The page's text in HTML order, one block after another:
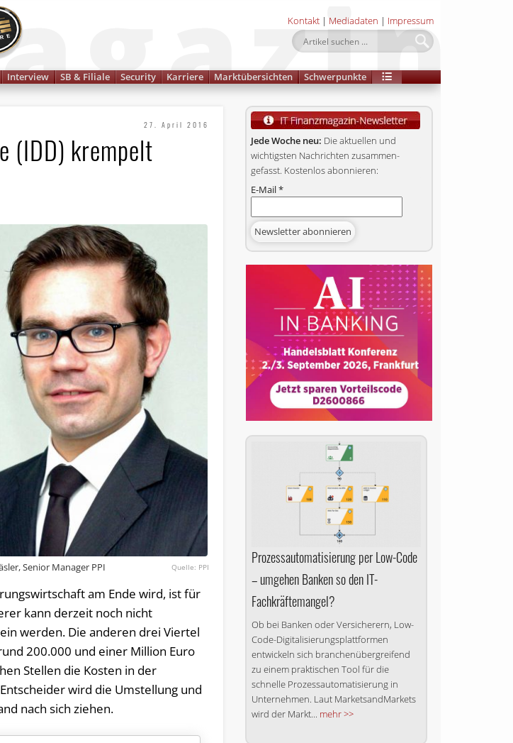
Kontakt | Mediadaten | Impressum
Interview SB & Filiale Security Karriere Marktübersichten Schwerpunkte
27. April 2016
(IDD) krempelt
Senior Manager PPI PPI
am Ende wird, ist für
kann derzeit noch nicht
werden. Die anderen drei Viertel
200.000 und einer Million Euro
Stellen die Kosten in der
wird die Umstellung und
nach sich ziehen.
Jede Woche neu: Die aktuellen und
wichtigsten Nachrichten zusammen­
gefasst. Kostenlos abonnieren:
E-Mail*
Prozessautomatisierung per Low-Code
– umgehen Banken so den IT-
Fachkräftemangel?
Ob bei Banken oder Versicherern, Low-
Code-Digitalisierungsplattformen
entwickeln sich branchenübergreifend
zu einem praktischen Tool für die
schnelle Prozessautomatisierung in
Unternehmen. Laut MarketsandMarkets
wird der Markt... mehr >>